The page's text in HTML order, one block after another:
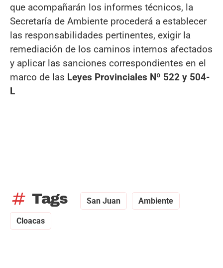
que acompañarán los informes técnicos, la
Secretaría de Ambiente procederá a establecer
las responsabilidades pertinentes, exigir la
remediación de los caminos internos afectados
y aplicar las sanciones correspondientes en el
marco de las Leyes Provinciales Nº 522 y 504-
L
tag Tags San Juan Ambiente
Cloacas